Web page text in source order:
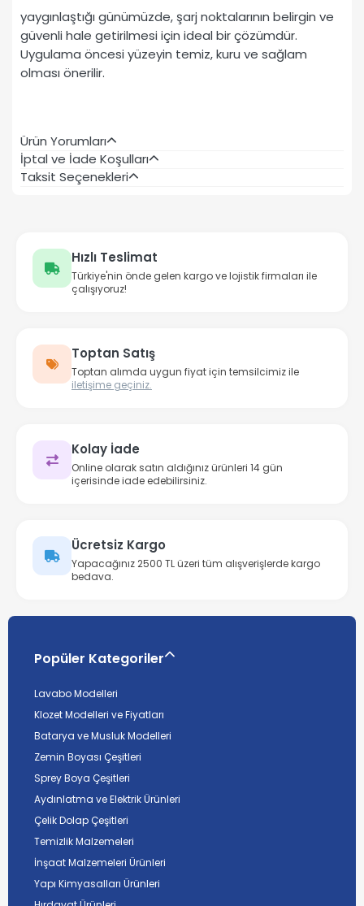
yaygınlaştığı günümüzde, şarj noktalarının belirgin ve
güvenli hale getirilmesi için ideal bir çözümdür.
Uygulama öncesi yüzeyin temiz, kuru ve sağlam
olması önerilir.
Ürün Yorumları
İptal ve İade Koşulları
Taksit Seçenekleri
Hızlı Teslimat
Türkiye'nin önde gelen kargo ve lojistik firmaları ile
çalışıyoruz!
Toptan Satış
Toptan alımda uygun fiyat için temsilcimiz ile
iletişime geçiniz.
Kolay İade
Online olarak satın aldığınız ürünleri 14 gün
içerisinde iade edebilirsiniz.
Ücretsiz Kargo
Yapacağınız 2500 TL üzeri tüm alışverişlerde kargo
bedava.
Popüler Kategoriler
Lavabo Modelleri
Klozet Modelleri ve Fiyatları
Batarya ve Musluk Modelleri
Zemin Boyası Çeşitleri
Sprey Boya Çeşitleri
Aydınlatma ve Elektrik Ürünleri
Çelik Dolap Çeşitleri
Temizlik Malzemeleri
İnşaat Malzemeleri Ürünleri
Yapı Kimyasalları Ürünleri